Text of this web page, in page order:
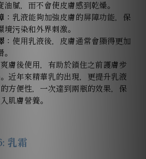
油膩，而不會使皮膚感到乾燥。
：乳液能夠加強皮膚的屏障功能，保
污染和外界刺激。
：使用乳液後，皮膚通常會顯得更加
膚後使用，有助於鎖住之前護膚步
近年來精華乳的出現，更提升乳液
方便性，一次達到兩瓶的效果，保
肌膚營養。
: 乳霜